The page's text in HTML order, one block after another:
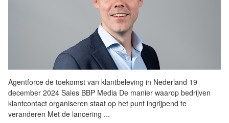
Agentforce de toekomst van klantbeleving in Nederland 19
december 2024 Sales BBP Media De manier waarop bedrijven
klantcontact organiseren staat op het punt ingrijpend te
veranderen Met de lancering ...